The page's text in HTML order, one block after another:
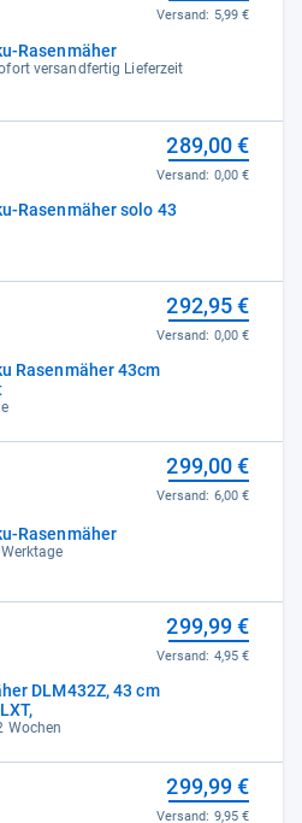
Rasenmäher
versandfertig Lieferzeit
Versand: 5,99 €
Rasenmäher solo 43
289,00 €
Versand: 0,00 €
Rasenmäher 43cm
292,95 €
Versand: 0,00 €
Rasenmäher
299,00 €
Versand: 6,00 €
DLM432Z, 43 cm
Wochen
299,99 €
Versand: 4,95 €
299,99 €
Versand: 9,95 €